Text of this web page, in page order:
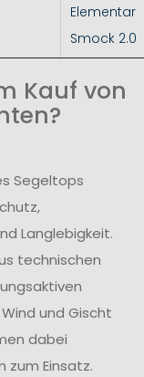
Elementar
Smock 2.0
Kauf von
Segeltops
Langlebigkeit.
technischen
und Gischt
dabei
zum Einsatz.